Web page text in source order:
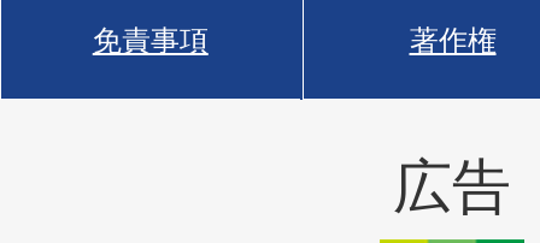
免責事項 著作権
広告